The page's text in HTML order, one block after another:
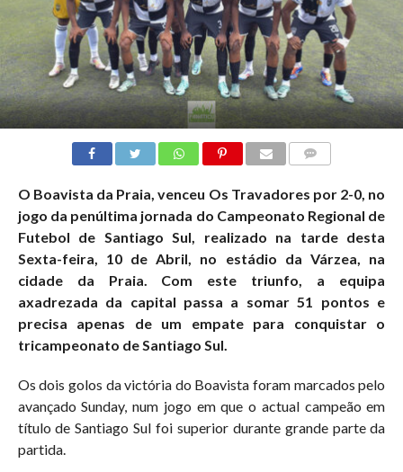
O Boavista da Praia, venceu Os Travadores por 2-0, no
jogo da penúltima jornada do Campeonato Regional de
Futebol de Santiago Sul, realizado na tarde desta
Sexta-feira, 10 de Abril, no estádio da Várzea, na
cidade da Praia. Com este triunfo, a equipa
axadrezada da capital passa a somar 51 pontos e
precisa apenas de um empate para conquistar o
tricampeonato de Santiago Sul.
Os dois golos da victória do Boavista foram marcados pelo
avançado Sunday, num jogo em que o actual campeão em
título de Santiago Sul foi superior durante grande parte da
partida.